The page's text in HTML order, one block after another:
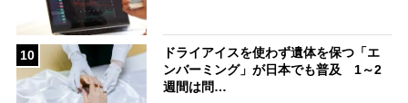
10
ドライアイスを使わず遺体を保つ「エ
ンバーミング」が日本でも普及 1～2
週間は問…